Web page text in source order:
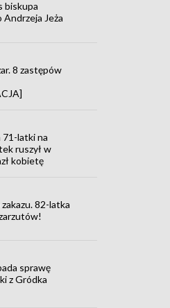
biskupa
Jeża
8 zastępów
71-latki na
ruszył w
kobietę
zakazu. 82-latka
sprawę
z Gródka